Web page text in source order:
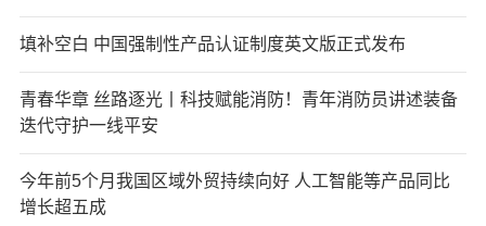
填补空白 中国强制性产品认证制度英文版正式发布
青春华章 丝路逐光丨科技赋能消防！青年消防员讲述装备
迭代守护一线平安
今年前5个月我国区域外贸持续向好 人工智能等产品同比
增长超五成